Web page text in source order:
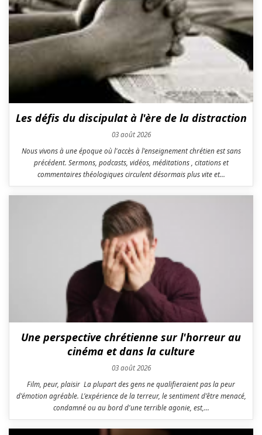
Les défis du discipulat à l'ère de la distraction
03 août 2026
Nous vivons à une époque où l'accès à l'enseignement chrétien est sans
précédent. Sermons, podcasts, vidéos, méditations , citations et
commentaires théologiques circulent désormais plus vite et...
Une perspective chrétienne sur l'horreur au
cinéma et dans la culture
03 août 2026
Film, peur, plaisir La plupart des gens ne qualifieraient pas la peur
d'émotion agréable. L'expérience de la terreur, le sentiment d'être menacé,
condamné ou au bord d'une terrible agonie, est,...